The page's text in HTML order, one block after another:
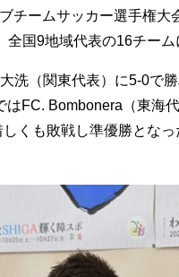
チームサッカー選手権大
国9地域代表の16チーム
洗（関東代表）に5-0で
はFC. Bombonera（東海
くも敗戦し準優勝となっ